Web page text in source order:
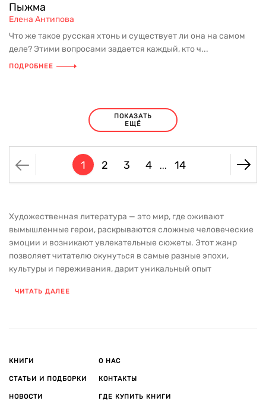
Пыжма
Елена Антипова
Что же такое русская хтонь и существует ли она на самом
деле? Этими вопросами задается каждый, кто ч...
ПОДРОБНЕЕ
ПОКАЗАТЬ
ЕЩЁ
1 2 3 4 ... 14
Художественная литература — это мир, где оживают
вымышленные герои, раскрываются сложные человеческие
эмоции и возникают увлекательные сюжеты. Этот жанр
позволяет читателю окунуться в самые разные эпохи,
культуры и переживания, дарит уникальный опыт
художественной литературы помогают лучше понять не
ставших неотъемлемой частью мировой литературы, до
современных авторов, чьи имена уже завоевали
давно покорили читателей по всему миру, так и интересные
ЧИТАТЬ ДАЛЕЕ
КНИГИ
СТАТЬИ И ПОДБОРКИ
НОВОСТИ
О НАС
КОНТАКТЫ
ГДЕ КУПИТЬ КНИГИ